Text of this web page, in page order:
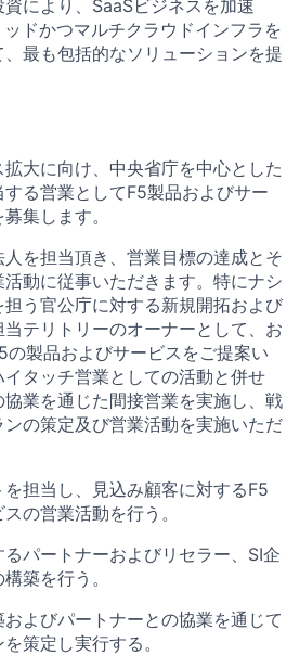
により、SaaSビジネスを加速
ドかつマルチクラウドインフラを
最も包括的なソリューションを提
大に向け、中央省庁を中心とした
る営業としてF5製品およびサー
集します。
を担当頂き、営業目標の達成とそ
動に従事いただきます。特にナシ
担う官公庁に対する新規開拓および
テリトリーのオーナーとして、お
の製品およびサービスをご提案い
タッチ営業としての活動と併せ
業を通じた間接営業を実施し、戦
の策定及び営業活動を実施いただ
担当し、見込み顧客に対するF5
の営業活動を行う。
パートナーおよびリセラー、SI企
築を行う。
よびパートナーとの協業を通じて
策定し実行する。